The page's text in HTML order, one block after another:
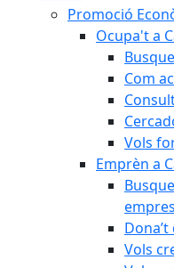
Promoció
Ocupa't a
Com
Vols
Emprèn a
Vols